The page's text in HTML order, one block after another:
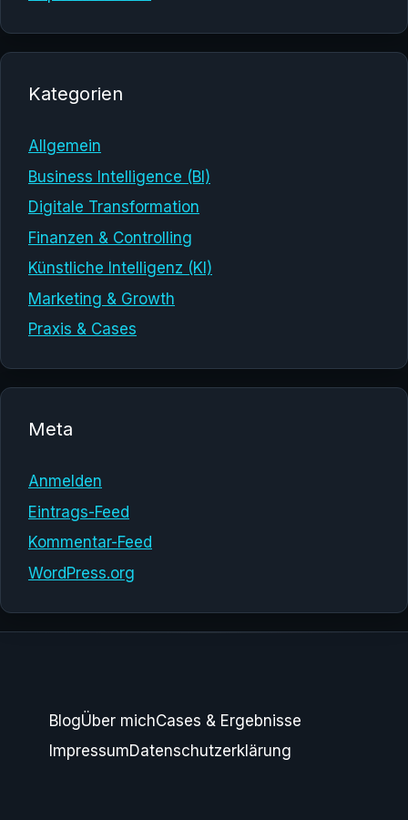
Kategorien
Allgemein
Business Intelligence (BI)
Digitale Transformation
Finanzen & Controlling
Künstliche Intelligenz (KI)
Marketing & Growth
Praxis & Cases
Meta
Anmelden
Eintrags-Feed
Kommentar-Feed
WordPress.org
BlogÜber michCases & Ergebnisse
ImpressumDatenschutzerklärung